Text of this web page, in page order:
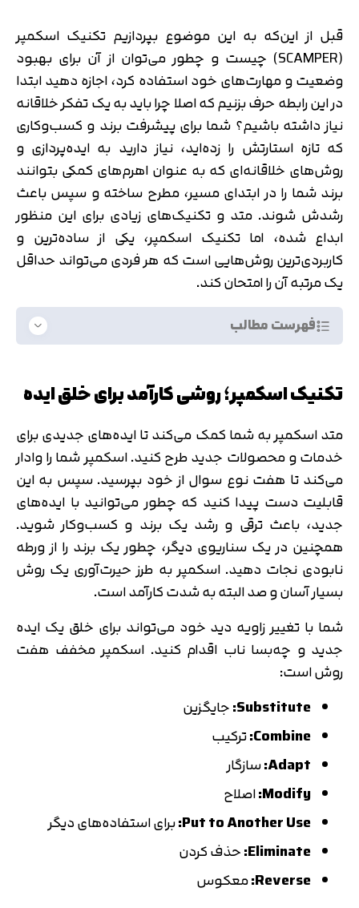
قبل از این‌که به این موضوع بپردازیم تکنیک اسکمپر
(SCAMPER) چیست و چطور می‌توان از آن برای بهبود
وضعیت و مهارت‌های خود استفاده کرد، اجازه دهید ابتدا
در این رابطه حرف بزنیم که اصلا چرا باید به یک تفکر خلاقانه
نیاز داشته باشیم؟ شما برای پیشرفت برند و کسب‌وکاری
که تازه استارتش را زده‌اید، نیاز دارید به ایده‌پردازی و
روش‌های خلاقانه‌ای که به عنوان اهرم‌های کمکی بتوانند
برند شما را در ابتدای مسیر، مطرح ساخته و سپس باعث
رشدش شوند. متد و تکنیک‌های زیادی برای این منظور
ابداع شده، اما تکنیک اسکمپر، یکی از ساده‌ترین و
کاربردی‌ترین روش‌هایی است که هر فردی می‌تواند حداقل
یک مرتبه آن را امتحان کند.
فهرست مطالب
تکنیک اسکمپر؛ روشی کارآمد برای خلق ایده
متد اسکمپر به شما کمک می‌کند تا ایده‌های جدیدی برای
خدمات و محصولات جدید طرح کنید. اسکمپر شما را وادار
می‌کند تا هفت نوع سوال از خود بپرسید. سپس به این
قابلیت دست پیدا کنید که چطور می‌توانید با ایده‌های
جدید، باعث ترقی و رشد یک برند و کسب‌وکار شوید.
همچنین در یک سناریوی دیگر، چطور یک برند را از ورطه
نابودی نجات دهید. اسکمپر به طرز حیرت‌آوری یک روش
بسیار آسان و صد البته به شدت کارآمد است.
شما با تغییر زاویه دید خود می‌تواند برای خلق یک ایده
جدید و چه‌بسا ناب اقدام کنید. اسکمپر مخفف هفت
روش است:
Substitute: جایگزین
Combine: ترکیب
Adapt: سازگار
Modify: اصلاح
Put to Another Use: برای استفاده‌های دیگر
Eliminate: حذف کردن
Reverse: معکوس